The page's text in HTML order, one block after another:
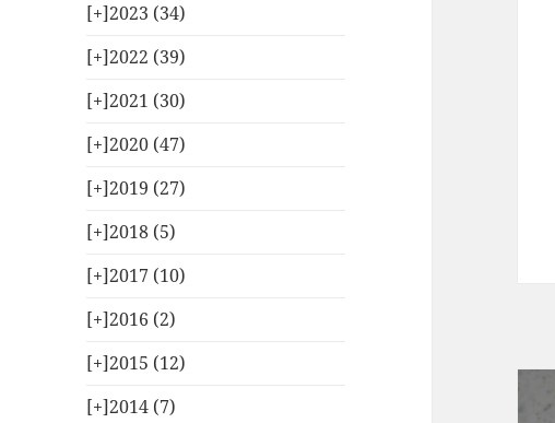
[+]2023 (34)
[+]2022 (39)
[+]2021 (30)
[+]2020 (47)
[+]2019 (27)
[+]2018 (5)
[+]2017 (10)
[+]2016 (2)
[+]2015 (12)
[+]2014 (7)